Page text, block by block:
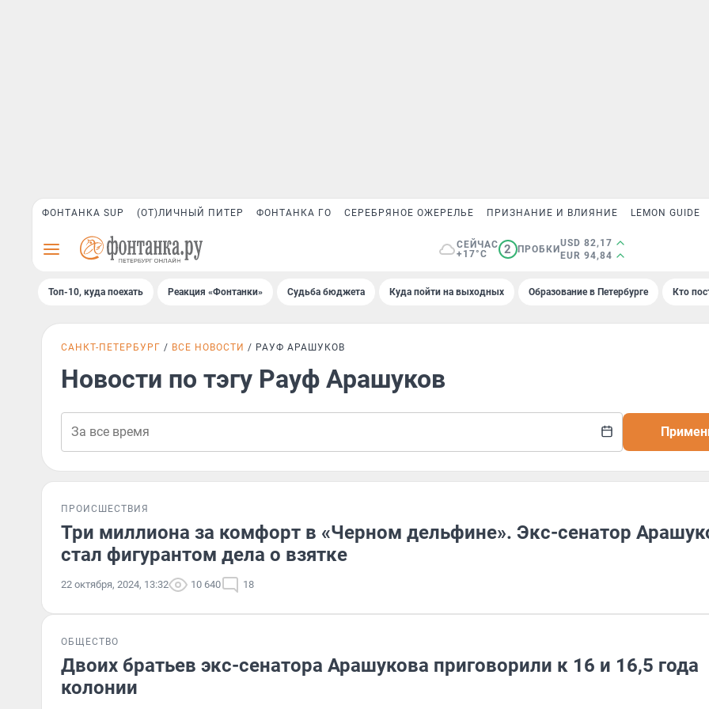
ФОНТАНКА SUP (ОТ)ЛИЧНЫЙ ПИТЕР ФОНТАНКА ГО СЕРЕБРЯНОЕ ОЖЕРЕЛЬЕ ПРИЗНАНИЕ И ВЛИЯНИЕ LEMON GUIDE
СЕЙЧАС
+17°C
2 ПРОБКИ
USD 82,17
EUR 94,84
Топ-10, куда поехать Реакция «Фонтанки» Судьба бюджета Куда пойти на выходных Образование в Петербурге Кто
САНКТ-ПЕТЕРБУРГ ВСЕ НОВОСТИ РАУФ АРАШУКОВ
Новости по тэгу Рауф Арашуков
ПРОИСШЕСТВИЯ
Три миллиона за комфорт в «Черном дельфине». Экс-сенатор
стал фигурантом дела о взятке
22 октября, 2024, 13:32 10 640 18
ОБЩЕСТВО
Двоих братьев экс-сенатора Арашукова приговорили к 16 и 16,5 года
колонии